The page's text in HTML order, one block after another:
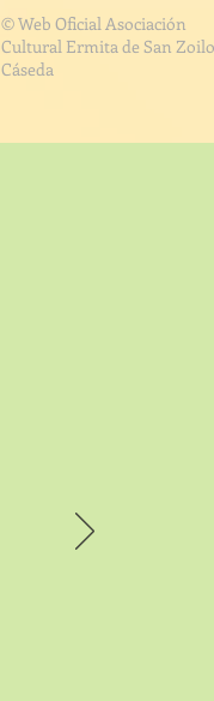
© Web Oficial Asociación
Cultural Ermita de San
Cáseda